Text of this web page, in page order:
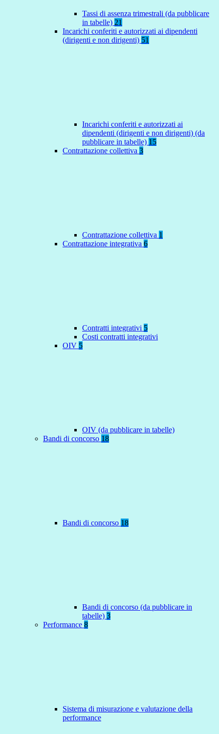
Tassi di assenza trimestrali (da pubblicare
in tabelle) 21
Incarichi conferiti e autorizzati ai dipendenti
(dirigenti e non dirigenti) 51
Incarichi conferiti e autorizzati ai
dipendenti (dirigenti e non dirigenti) (da
pubblicare in tabelle) 15
Contrattazione collettiva 3
Contrattazione collettiva 1
Contrattazione integrativa 6
Contratti integrativi 5
Costi contratti integrativi
OIV 5
OIV (da pubblicare in tabelle)
Bandi di concorso 18
Bandi di concorso 18
Bandi di concorso (da pubblicare in
tabelle) 3
Performance 8
Sistema di misurazione e valutazione della
performance